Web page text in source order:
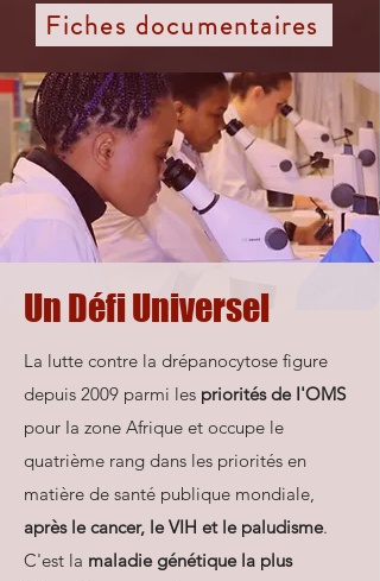
Fiches documentaires
Un Défi Universel
La lutte contre la drépanocytose figure
depuis 2009 parmi les priorités de I'OMS
pour Ia zone Afrique et occupe le
quatrième rang dans les priorités en
matière de santé publique mondiale,
après le cancer, le VIH et le paludisme.
C'est la maladie génétique la plus